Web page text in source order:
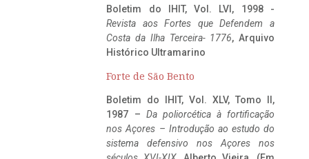
Boletim do IHIT, Vol. LVI, 1998 -
Revista aos Fortes que Defendem a
Costa da Ilha Terceira- 1776, Arquivo
Histórico Ultramarino
Forte de São Bento
Boletim do IHIT, Vol. XLV, Tomo II,
1987 – Da poliorcética à fortificação
nos Açores – Introdução ao estudo do
sistema defensivo nos Açores nos